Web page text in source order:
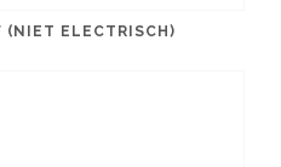
(NIET ELECTRISCH)